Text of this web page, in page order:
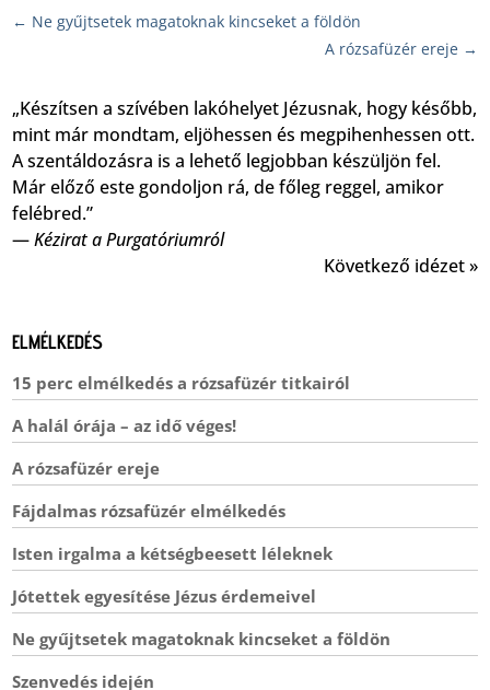
← Ne gyűjtsetek magatoknak kincseket a földön
A rózsafüzér ereje→
„Készítsen a szívében lakóhelyet Jézusnak, hogy később,
mint már mondtam, eljöhessen és megpihenhessen ott.
A szentáldozásra is a lehető legjobban készüljön fel.
Már előző este gondoljon rá, de főleg reggel, amikor
felébred.”
—Kézirat a Purgatóriumról
Következő idézet »
ELMÉLKEDÉS
15 perc elmélkedés a rózsafüzér titkairól
A halál órája – az idő véges!
A rózsafüzér ereje
Fájdalmas rózsafüzér elmélkedés
Isten irgalma a kétségbeesett léleknek
Jótettek egyesítése Jézus érdemeivel
Ne gyűjtsetek magatoknak kincseket a földön
Szenvedés idején